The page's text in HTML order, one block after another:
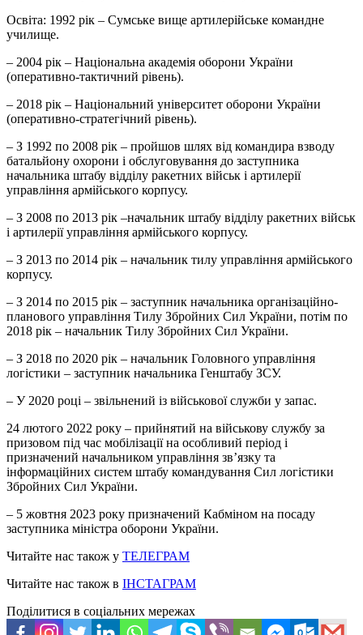
Освіта: 1992 рік – Сумське вище артилерійське командне
училище.
– 2004 рік – Національна академія оборони України
(оперативно-тактичний рівень).
– 2018 рік – Національний університет оборони України
(оперативно-стратегічний рівень).
– З 1992 по 2008 рік – пройшов шлях від командира взводу
батальйону охорони і обслуговування до заступника
начальника штабу відділу ракетних військ і артилерії
управління армійського корпусу.
– З 2008 по 2013 рік –начальник штабу відділу ракетних військ
і артилерії управління армійського корпусу.
– З 2013 по 2014 рік – начальник тилу управління армійського
корпусу.
– З 2014 по 2015 рік – заступник начальника організаційно-
планового управління Тилу Збройних Сил України, потім по
2018 рік – начальник Тилу Збройних Сил України.
– З 2018 по 2020 рік – начальник Головного управління
логістики – заступник начальника Генштабу ЗСУ.
– У 2020 році – звільнений із військової служби у запас.
24 лютого 2022 року – прийнятий на військову службу за
призовом під час мобілізації на особливий період і
призначений начальником управління звʼязку та
інформаційних систем штабу командування Сил логістики
Збройних Сил України.
– 5 жовтня 2023 року призначений Кабміном на посаду
заступника міністра оборони України.
Читайте нас також у ТЕЛЕГРАМ
Читайте нас також в ІНСТАГРАМ
Поділитися в соціальних мережах